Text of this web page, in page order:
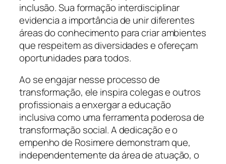
inclusão. Sua formação interdisciplinar
evidencia a importância de unir diferentes
áreas do conhecimento para criar ambientes
que respeitem as diversidades e ofereçam
oportunidades para todos.
Ao se engajar nesse processo de
transformação, ele inspira colegas e outros
profissionais a enxergar a educação
inclusiva como uma ferramenta poderosa de
transformação social. A dedicação e o
empenho de Rosimere demonstram que,
independentemente da área de atuação, o